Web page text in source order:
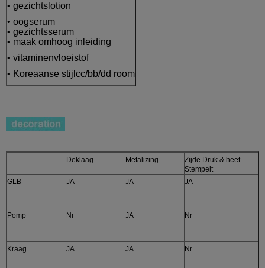
• gezichtslotion
• oogserum
• gezichtsserum
• maak omhoog inleiding
• vitaminenvloeistof
• Koreaanse stijlcc/bb/dd room
Deklaag Metalizing
Zijde Druk & heet-
Stempelt
GLB
JA JA JA
Pomp Nr JA Nr
Kraag JA JA Nr